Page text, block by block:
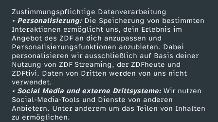
Zustimmungspflichtige Datenverarbeitung
• Personalisierung:Die Speicherung von bestimmten
Interaktionen ermöglicht uns, dein Erlebnis im
Angebot des ZDF an dich anzupassen und
Personalisierungsfunktionen anzubieten. Dabei
personalisieren wir ausschließlich auf Basis deiner
Nutzung von ZDF Streaming, der ZDFheute und
ZDFtivi. Daten von Dritten werden von uns nicht
verwendet.
• Social Media und externe Drittsysteme:Wir nutzen
Social-Media-Tools und Dienste von anderen
Anbietern. Unter anderem um das Teilen von Inhalten
zu ermöglichen.
Livestreams
Sendungen A-Z
TV-Programm
Zuschauerservice
Hilfe
ZDF Unternehmen
Karriere